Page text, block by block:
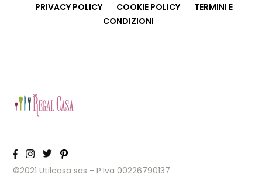
PRIVACY POLICY COOKIE POLICY
TERMINI E
CONDIZIONI
©2021 Utilcasa sas - P.Iva 00226790137